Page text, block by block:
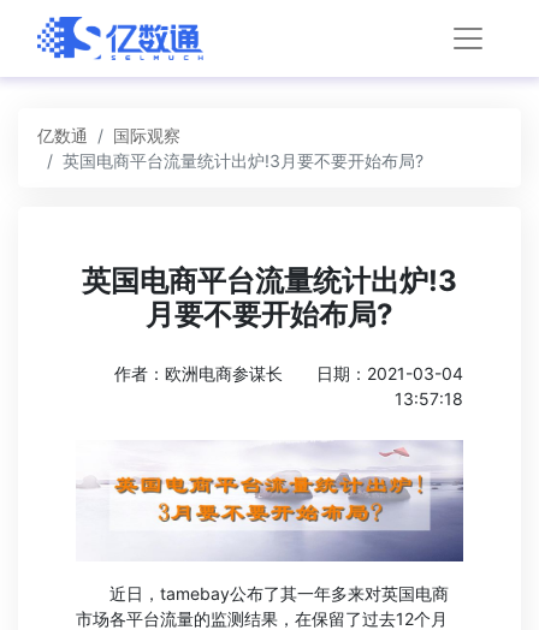
亿数通
国际观察
英国电商平台流量统计出炉!3月要不要开始布局?
英国电商平台流量统计出炉!3
月要不要开始布局?
作者：欧洲电商参谋长
日期：2021-03-04
13:57:18
近日，tamebay公布了其一年多来对英国电商
市场各平台流量的监测结果，在保留了过去12个月